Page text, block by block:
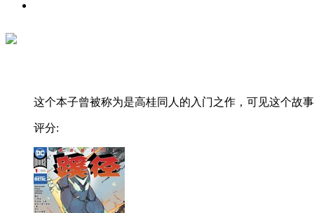
这个本子曾被称为是高桂同人的入门之作，可见这个故
评分: